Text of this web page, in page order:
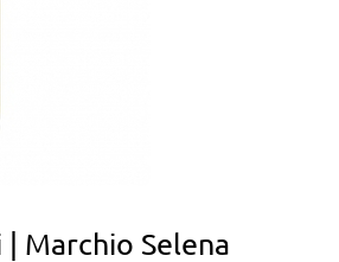
Marchio Selena